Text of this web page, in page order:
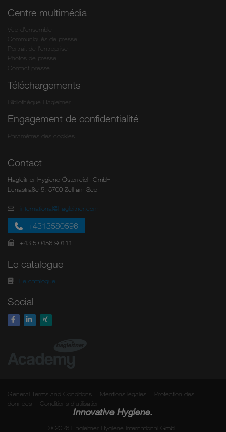
Centre multimédia
Vue d'ensemble
Communiqués de presse
Portrait de l'entreprise
Photos de presse
Contact presse
Téléchargements
Bibliothèque Hagleitner
Engagement de confidentialité
Paramètres des cookies
Contact
Hagleitner Hygiene Österreich GmbH
Lunastraße 5, 5700 Zell am See
international@hagleitner.com
+4313580596
+43 5 0456 90111
Le catalogue
Le catalogue
Social
General Terms and Conditions Mentions légales
Protection des
données
Conditions d’utilisation
Innovative Hygiene.
© 2026 Hagleitner Hygiene International GmbH